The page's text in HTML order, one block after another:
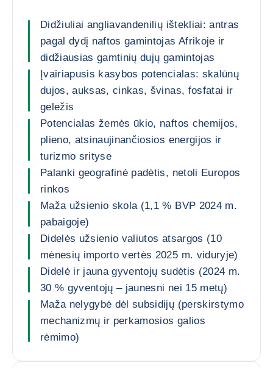
Didžiuliai angliavandenilių ištekliai: antras
pagal dydį naftos gamintojas Afrikoje ir
didžiausias gamtinių dujų gamintojas
Įvairiapusis kasybos potencialas: skalūnų
dujos, auksas, cinkas, švinas, fosfatai ir
geležis
Potencialas žemės ūkio, naftos chemijos,
plieno, atsinaujinančiosios energijos ir
turizmo srityse
Palanki geografinė padėtis, netoli Europos
rinkos
Maža užsienio skola (1,1 % BVP 2024 m.
pabaigoje)
Didelės užsienio valiutos atsargos (10
mėnesių importo vertės 2025 m. viduryje)
Didelė ir jauna gyventojų sudėtis (2024 m.
30 % gyventojų – jaunesni nei 15 metų)
Maža nelygybė dėl subsidijų (perskirstymo
mechanizmų ir perkamosios galios
rėmimo)